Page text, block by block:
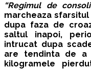
“Regimul de
marcheaza
dupa faza de
saltul inapoi,
intrucat dupa
are tendinta de a
kilogramele